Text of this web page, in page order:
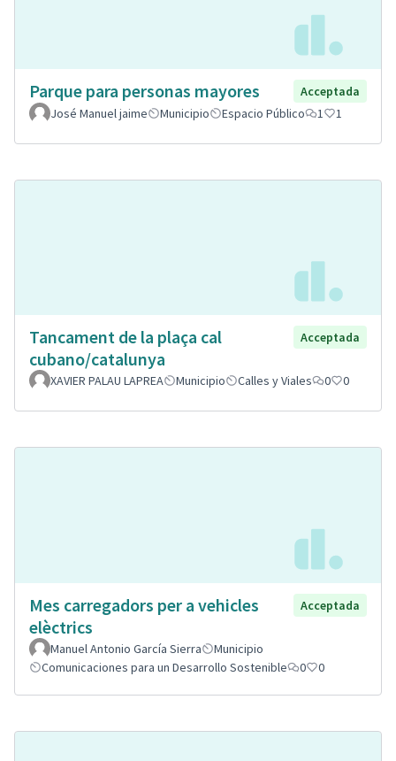
Parque para personas mayores
Acceptada
José Manuel jaime
Municipio Espacio Público 1 1
Tancament de la plaça cal
cubano/catalunya
Acceptada
XAVIER PALAU LAPREA Municipio Calles y Viales 0 0
Mes carregadors per a vehicles
elèctrics
Acceptada
Manuel Antonio García Sierra
Municipio
Comunicaciones para un Desarrollo Sostenible
0 0